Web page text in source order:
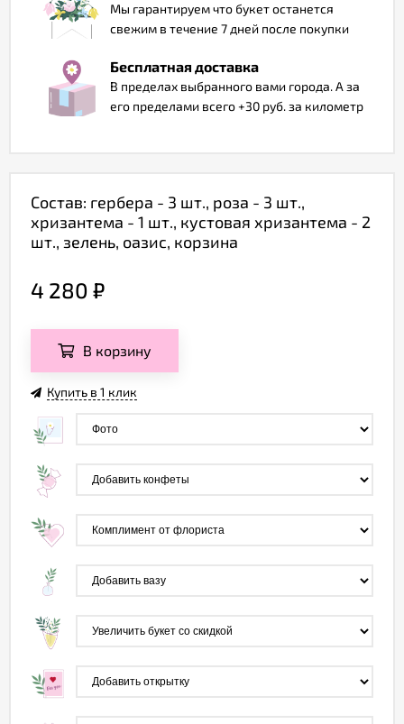
Мы гарантируем что букет останется
свежим в течение 7 дней после покупки
Бесплатная доставка
В пределах выбранного вами города. А за
его пределами всего +30 руб. за километр
Состав: гербера - 3 шт., роза - 3 шт.,
хризантема - 1 шт., кустовая хризантема - 2
шт., зелень, оазис, корзина
4 280 ₽
В корзину
Купить в 1 клик